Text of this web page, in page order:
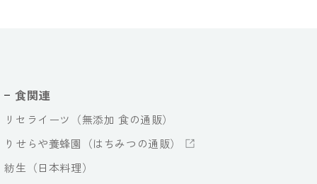
食関連
リセライーツ（無添加 食の通販）
りせらや養蜂園（はちみつの通販）
紡生（日本料理）